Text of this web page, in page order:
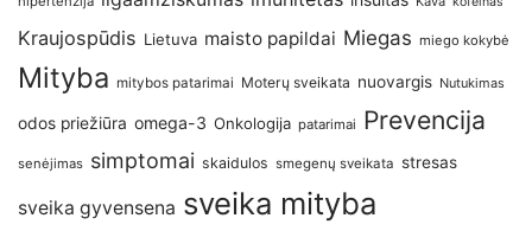
Kraujospūdis Lietuva maisto papildai Miegas miego kokybė
Mityba mitybos patarimai Moterų sveikata nuovargis Nutukimas
odos priežiūra omega-3 Onkologija patarimai Prevencija
senėjimas simptomai skaidulos smegenų sveikata stresas
sveika gyvensena sveika mityba